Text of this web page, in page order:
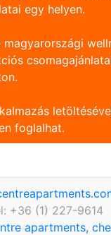
egy helyen.
magyarországi
foglalhat.
+36 (1) 227-9614
apartments,